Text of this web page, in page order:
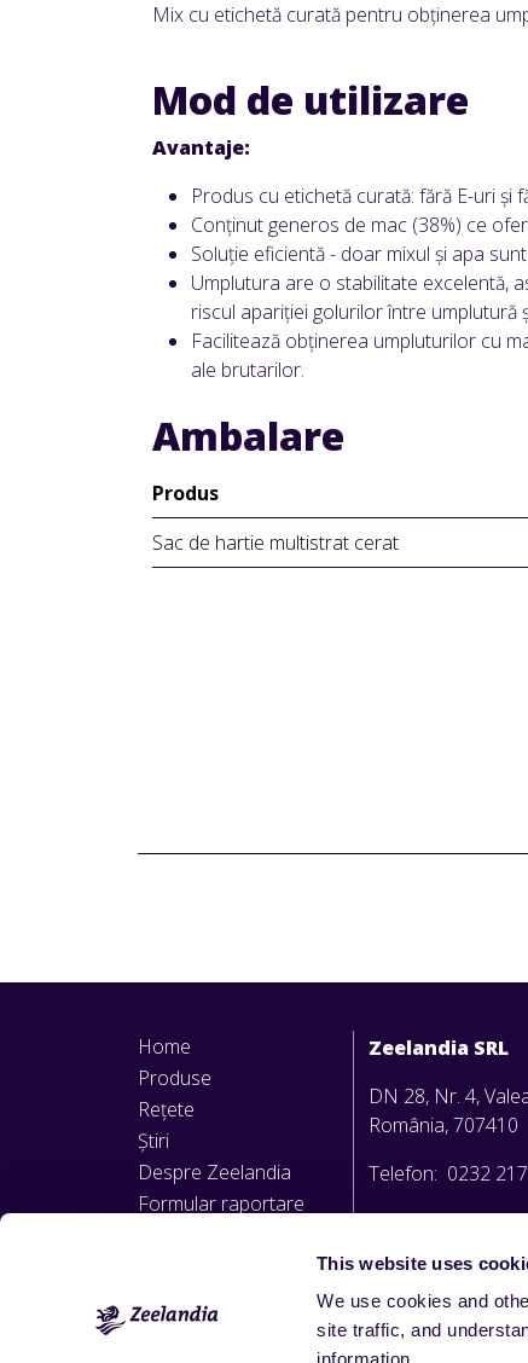
This website uses
We use cookies and
site traffic, and
Mix cu etichetă curată pentru obținerea
Mod de utilizare
Avantaje:
Produs cu etichetă curată: fără E-uri și
Conținut generos de mac (38%) ce
Soluție eficientă - doar mixul și apa
Umplutura are o stabilitate excelentă,
riscul apariției golurilor între umplutură
Facilitează obținerea umpluturilor cu
ale brutarilor.
Ambalare
Produs
Sac de hartie multistrat cerat
Home
Produse
Rețete
Știri
Despre Zeelandia
Formular raportare
avertizarea de interes
public
Zeelandia SRL
DN 28, Nr. 4,
România, 707410
Telefon: 0232